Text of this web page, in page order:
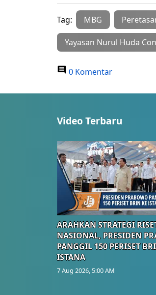
Tag: MBG
Yayasan Nurul Huda
0 Komentar
Video Terbaru
ARAHKAN STRATEGI
NASIONAL, PRESIDEN
PANGGIL 150 PERISET
ISTANA
7 Aug 2026, 5:00 AM